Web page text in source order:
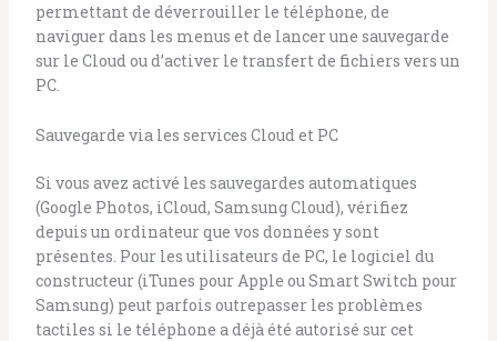
permettant de déverrouiller le téléphone, de
naviguer dans les menus et de lancer une sauvegarde
sur le Cloud ou d’activer le transfert de fichiers vers un
PC.
Sauvegarde via les services Cloud et PC
Si vous avez activé les sauvegardes automatiques
(Google Photos, iCloud, Samsung Cloud), vérifiez
depuis un ordinateur que vos données y sont
présentes. Pour les utilisateurs de PC, le logiciel du
constructeur (iTunes pour Apple ou Smart Switch pour
Samsung) peut parfois outrepasser les problèmes
tactiles si le téléphone a déjà été autorisé sur cet